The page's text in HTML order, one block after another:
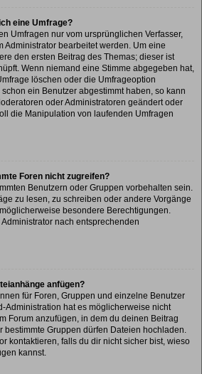
eine Umfrage?
Umfragen nur vom ursprünglichen Verfasser,
Administrator bearbeitet werden. Um eine
den ersten Beitrag des Themas; dieser ist
Wenn niemand eine Stimme abgegeben hat,
löschen oder die Umfrageoption
ein Benutzer abgestimmt haben, so kann
oder Administratoren geändert oder
die Manipulation von laufenden Umfragen
Foren nicht zugreifen?
Benutzern oder Gruppen vorbehalten sein.
zu lesen, zu schreiben oder andere Vorgänge
besondere Berechtigungen.
nach entsprechenden
anfügen?
für Foren, Gruppen und einzelne Benutzer
Administration hat es möglicherweise nicht
Forum anzufügen, in dem du deinen Beitrag
bestimmte Gruppen dürfen Dateien hochladen.
kontaktieren, falls du dir nicht sicher bist, wieso
kannst.